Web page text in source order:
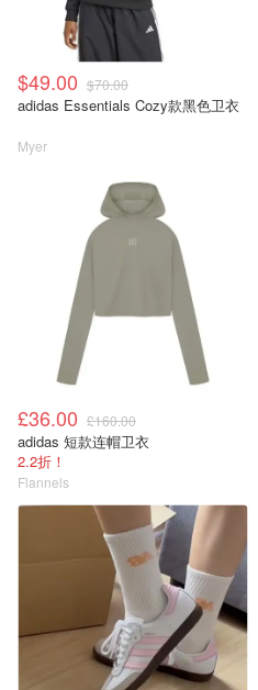
$49.00 $70.00
adidas Essentials Cozy款黑色卫衣
Myer
£36.00 £160.00
adidas 短款连帽卫衣
2.2折！
Flannels